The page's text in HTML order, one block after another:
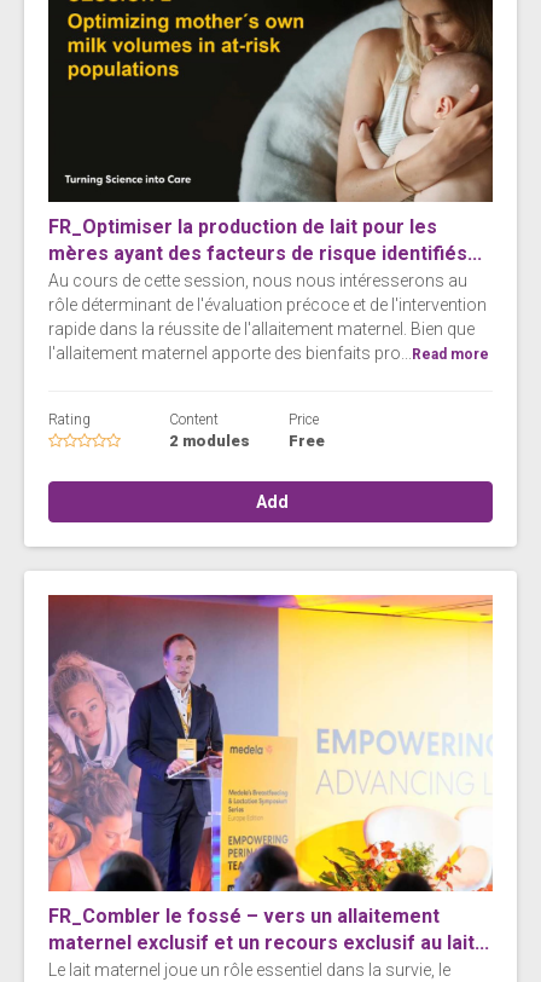
FR_Optimiser la production de lait pour les
mères ayant des facteurs de risque identifiés...
Au cours de cette session, nous nous intéresserons au
rôle déterminant de l'évaluation précoce et de l'intervention
rapide dans la réussite de l'allaitement maternel. Bien que
l'allaitement maternel apporte des bienfaits pro...
Read more
Rating Content
2 modules
Price
Free
Add
FR_Combler le fossé – vers un allaitement
maternel exclusif et un recours exclusif au lait...
Le lait maternel joue un rôle essentiel dans la survie, le